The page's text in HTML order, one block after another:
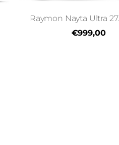
Raymon Nayta Ultra
€999,00